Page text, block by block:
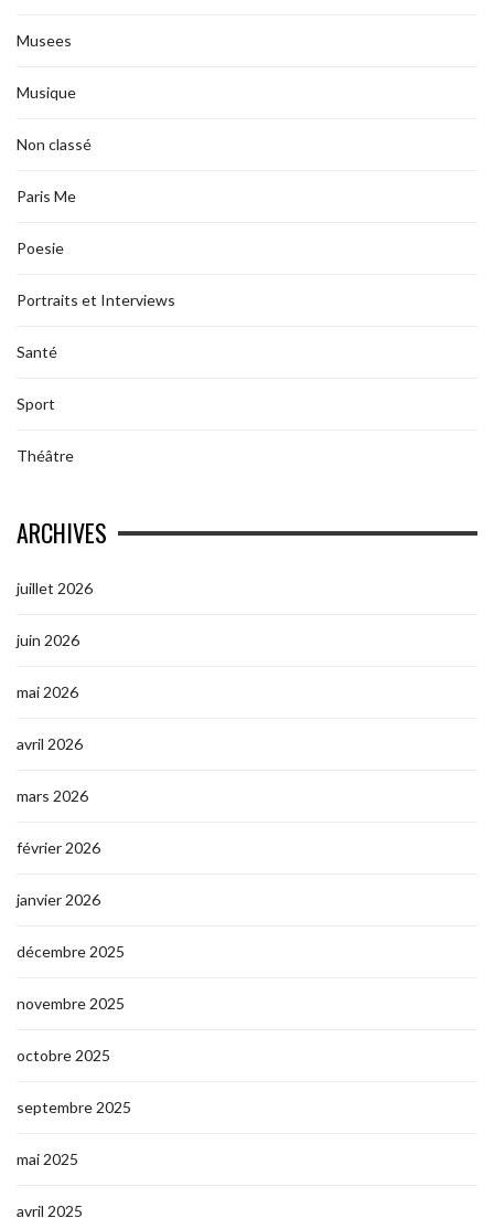
Musees
Musique
Non classé
Paris Me
Poesie
Portraits et Interviews
Santé
Sport
Théâtre
ARCHIVES
juillet 2026
juin 2026
mai 2026
avril 2026
mars 2026
février 2026
janvier 2026
décembre 2025
novembre 2025
octobre 2025
septembre 2025
mai 2025
avril 2025